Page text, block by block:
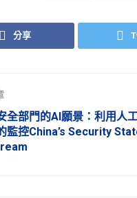
分享
全部門的AI願景：利用人
監控China’s Security